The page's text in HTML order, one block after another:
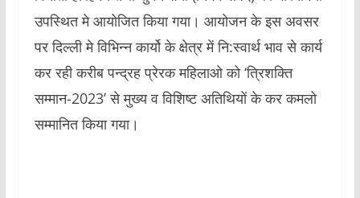
उपस्थित मे आयोजित किया गया। आयोजन के इस अवसर
पर दिल्ली मे विभिन्न कार्यो के क्षेत्र में नि:स्वार्थ भाव से कार्य
कर रही करीब पन्द्रह प्रेरक महिलाओ को ‘त्रिशक्ति
सम्मान-2023’ से मुख्य व विशिष्ट अतिथियों के कर कमलो
सम्मानित किया गया।